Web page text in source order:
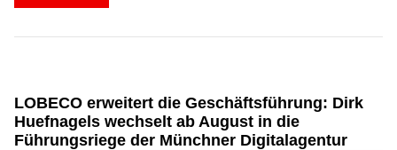
LOBECO erweitert die Geschäftsführung: Dirk
Huefnagels wechselt ab August in die
Führungsriege der Münchner Digitalagentur